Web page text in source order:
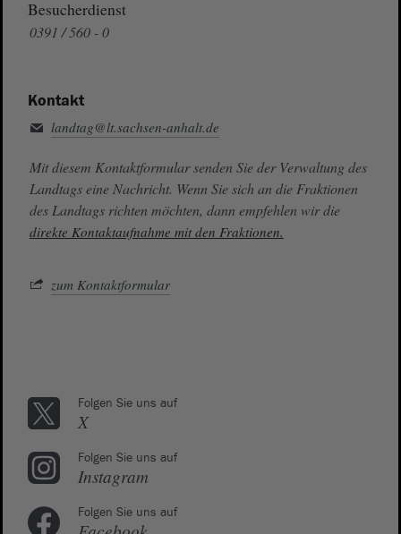
Besucherdienst
0391 / 560 - 0
Kontakt
landtag@lt.sachsen-anhalt.de
Mit diesem Kontaktformular senden Sie der Verwaltung des
Landtags eine Nachricht. Wenn Sie sich an die Fraktionen
des Landtags richten möchten, dann empfehlen wir die
direkte Kontaktaufnahme mit den Fraktionen.
zum Kontaktformular
Folgen Sie uns auf
X
Folgen Sie uns auf
Instagram
Folgen Sie uns auf